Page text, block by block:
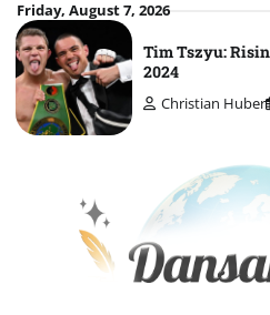
Skip
to
content
Friday, August 7, 2026
Tim Tszyu:
2024
Christian Huber